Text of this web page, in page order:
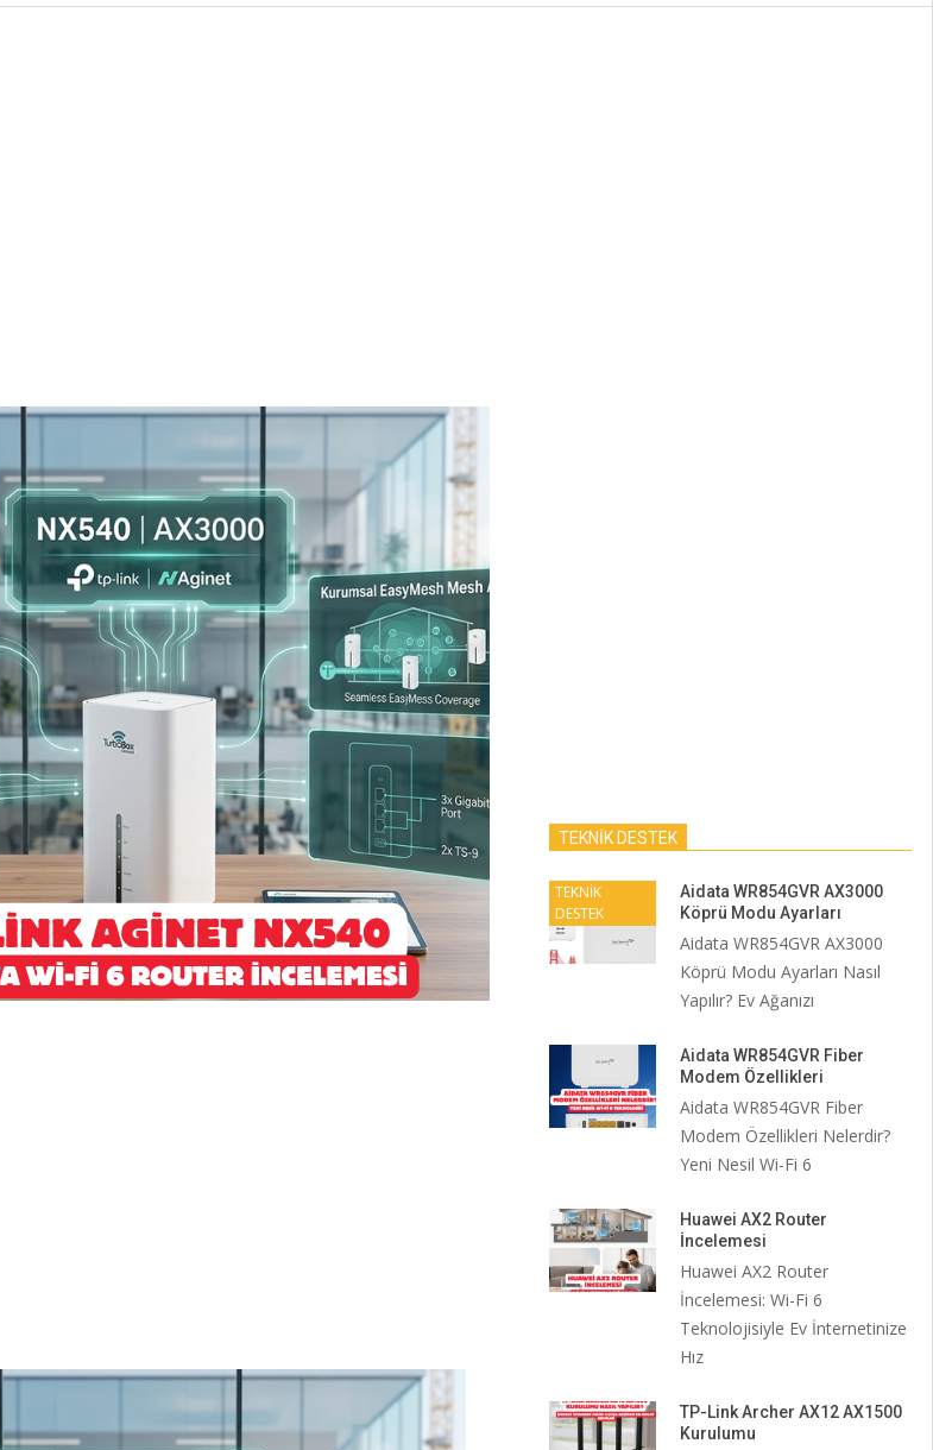
TEKNİK DESTEK
TEKNİK
DESTEK
Aidata WR854GVR AX3000
Köprü Modu Ayarları
Aidata WR854GVR AX3000
Köprü Modu Ayarları Nasıl
Yapılır? Ev Ağanızı
Aidata WR854GVR Fiber
Modem Özellikleri
Aidata WR854GVR Fiber
Modem Özellikleri Nelerdir?
Yeni Nesil Wi-Fi 6
Huawei AX2 Router
İncelemesi
Huawei AX2 Router
İncelemesi: Wi-Fi 6
Teknolojisiyle Ev İnternetinize
Hız
TP-Link Archer AX12 AX1500
Kurulumu